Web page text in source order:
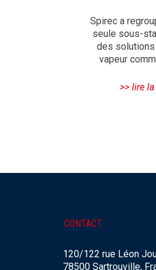
Spirec a
seule sous-
des
vapeur
>> lire
CONTACT
120/122 rue Léon
78500 Sartrouville,